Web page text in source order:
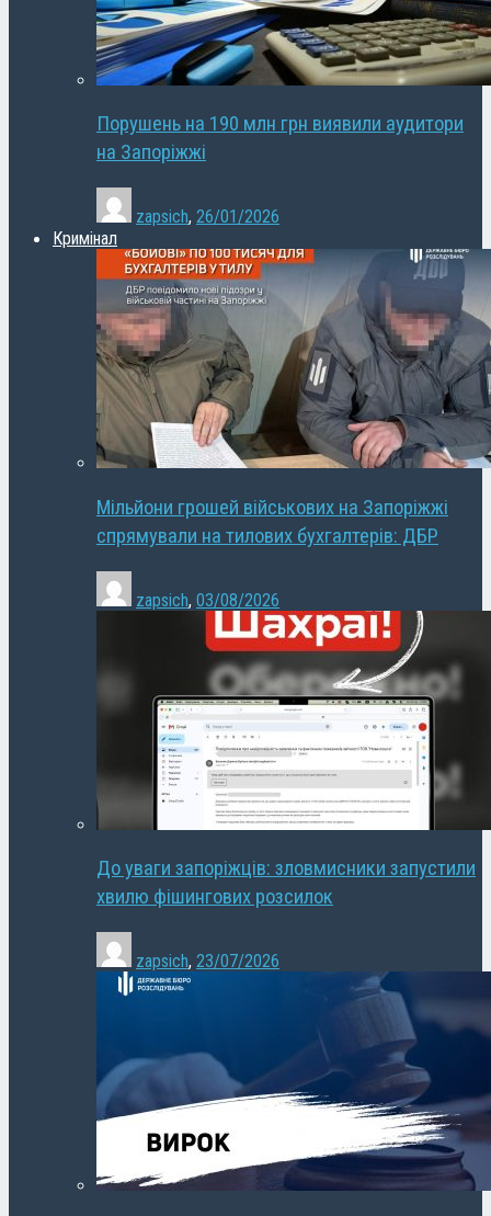
Порушень на 190 млн грн виявили аудитори
на Запоріжжі
zapsich, 26/01/2026
Кримінал
Мільйони грошей військових на Запоріжжі
спрямували на тилових бухгалтерів: ДБР
zapsich, 03/08/2026
До уваги запоріжців: зловмисники запустили
хвилю фішингових розсилок
zapsich, 23/07/2026